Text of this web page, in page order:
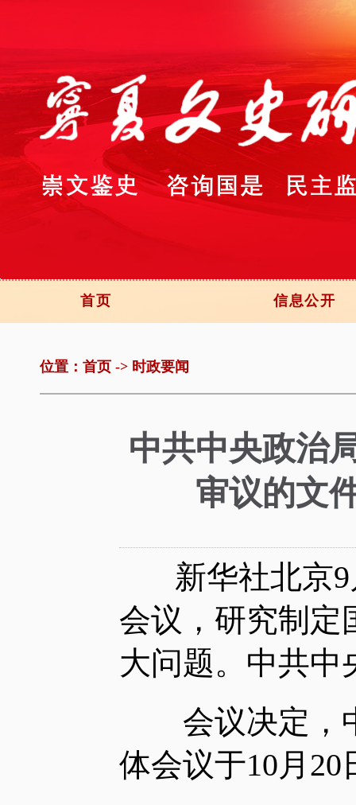
首页 信息公开
位置： 首页 -> 时政要闻
中共中央政治
审议的文
新华社北京9
会议，研究制定
大问题。中共中
会议决定，中
体会议于10月